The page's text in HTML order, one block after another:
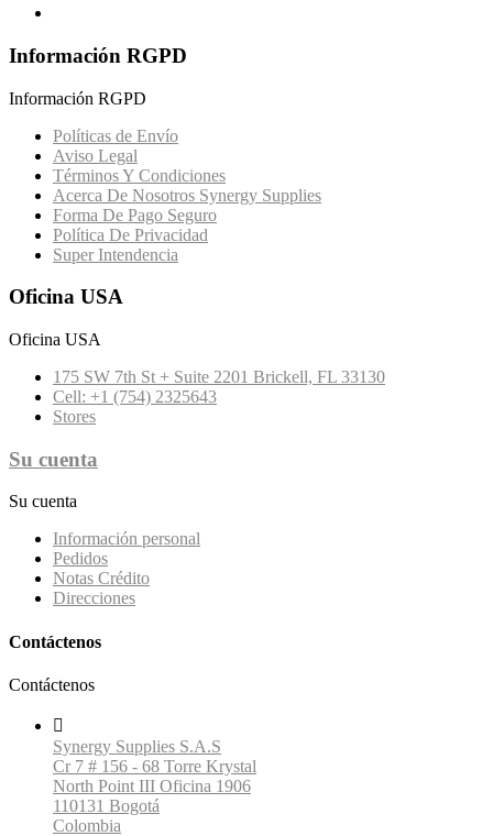
Información RGPD
Información RGPD
Políticas de Envío
Aviso Legal
Términos Y Condiciones
Acerca De Nosotros Synergy Supplies
Forma De Pago Seguro
Política De Privacidad
Super Intendencia
Oficina USA
Oficina USA
175 SW 7th St + Suite 2201 Brickell, FL 33130
Cell: +1 (754) 2325643
Stores
Su cuenta
Su cuenta
Información personal
Pedidos
Notas Crédito
Direcciones
Contáctenos
Contáctenos

Synergy Supplies S.A.S
Cr 7 # 156 - 68 Torre Krystal
North Point III Oficina 1906
110131 Bogotá
Colombia